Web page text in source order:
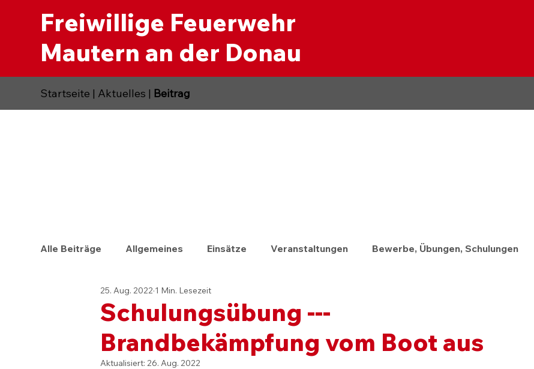
Freiwillige Feuerwehr
Mautern an der Donau
Alle Beiträge Allgemeines Einsätze Veranstaltungen Bewerbe, Übungen, Schulungen
Schulungsübung ---
Brandbekämpfung vom Boot aus
25. Aug. 2022 1 Min. Lesezeit
Aktualisiert:26. Aug. 2022
Startseite | Aktuelles | Beitrag